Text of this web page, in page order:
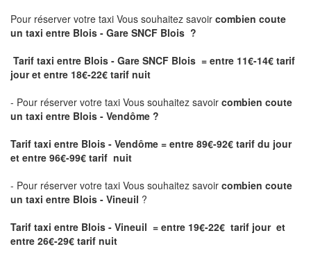
Pour réserver votre taxi Vous souhaitez savoir combien coute
un taxi entre Blois - Gare SNCF Blois ?
Tarif taxi entre Blois - Gare SNCF Blois = entre 11€-14€ tarif
jour et entre 18€-22€ tarif nuit
- Pour réserver votre taxi Vous souhaitez savoir combien coute
un taxi entre Blois - Vendôme ?
Tarif taxi entre Blois - Vendôme = entre 89€-92€ tarif du jour
et entre 96€-99€ tarif nuit
- Pour réserver votre taxi Vous souhaitez savoir combien coute
un taxi entre Blois - Vineuil ?
Tarif taxi entre Blois - Vineuil = entre 19€-22€ tarif jour et
entre 26€-29€ tarif nuit